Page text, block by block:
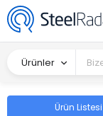
Ürünler
Ürün Listesi